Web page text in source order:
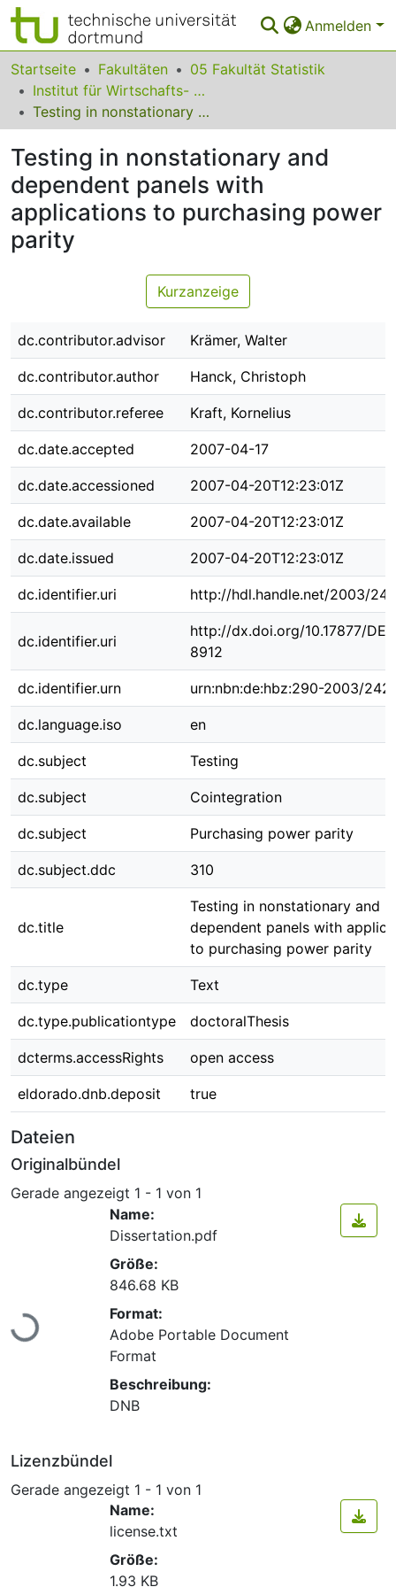
Anmelden
Bereiche & Sammlungen
Das gesamte Repositorium
FAQ
Leitlinien
Zurück zur Startseite
Startseite Fakultäten
05 Fakultät Statistik
Institut für Wirtschafts- und Sozialstatistik
Testing in nonstationary and dependent panels with applications to purchasing power parity
Testing in nonstationary and
dependent panels with
applications to purchasing power
parity
Kurzanzeige
dc.contributor.advisor Krämer, Walter
dc.contributor.author Hanck, Christoph
dc.contributor.referee Kraft, Kornelius
dc.date.accepted 2007-04-17
dc.date.accessioned 2007-04-20T12:23:01Z
dc.date.available 2007-04-20T12:23:01Z
dc.date.issued 2007-04-20T12:23:01Z
dc.identifier.uri http://hdl.handle.net/2003/
dc.identifier.uri
http://dx.doi.org/10.17877/
8912
dc.identifier.urn urn:nbn:de:hbz:290-2003/
dc.language.iso en
dc.subject Testing
dc.subject Cointegration
dc.subject Purchasing power parity
dc.subject.ddc 310
dc.title
Testing in nonstationary and
dependent panels with
to purchasing power parity
dc.type Text
dc.type.publicationtype doctoralThesis
dcterms.accessRights open access
eldorado.dnb.deposit true
Dateien
Originalbündel
Gerade angezeigt 1 - 1 von 1
Lade...
Name:
Dissertation.pdf
Größe:
846.68 KB
Format:
Adobe Portable Document
Format
Beschreibung:
DNB
Lizenzbündel
Gerade angezeigt 1 - 1 von 1
Name:
license.txt
Größe:
1.93 KB